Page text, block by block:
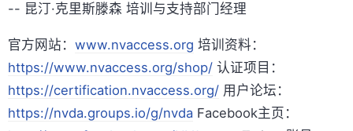
-- 昆汀·克里斯滕森 培训与支持部门经理
官方网站： www.nvaccess.org 培训资料：
https://www.nvaccess.org/shop/ 认证项目：
https://certification.nvaccess.org/ 用户论坛：
https://nvda.groups.io/g/nvda Facebook主页：